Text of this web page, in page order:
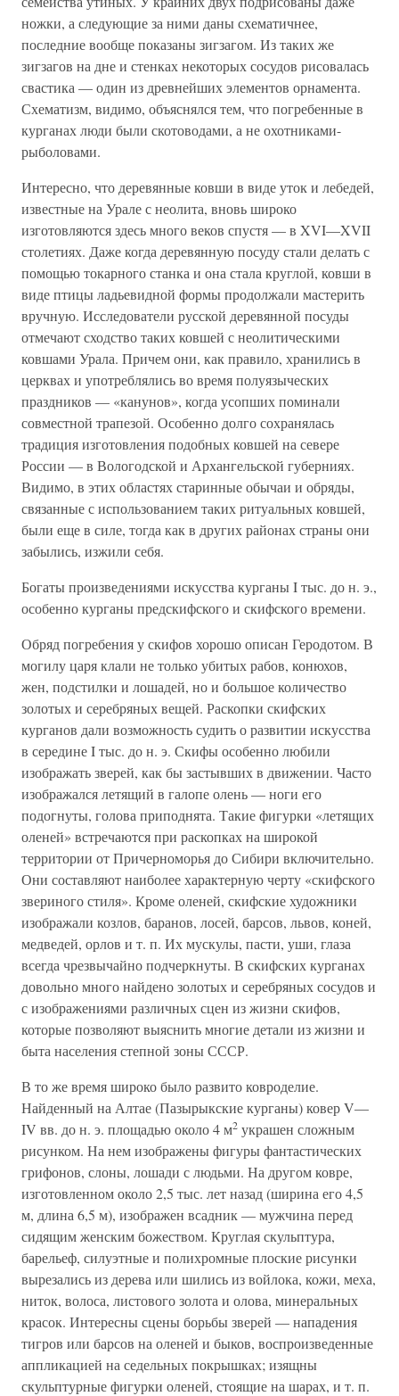
ножки, а следующие за ними даны схематичнее,
последние вообще показаны зигзагом. Из таких же
зигзагов на дне и стенках некоторых сосудов рисовалась
свастика — один из древнейших элементов орнамента.
Схематизм, видимо, объяснялся тем, что погребенные в
курганах люди были скотоводами, а не охотниками-
рыболовами.
Интересно, что деревянные ковши в виде уток и лебедей,
известные на Урале с неолита, вновь широко
изготовляются здесь много веков спустя — в XVI—XVII
столетиях. Даже когда деревянную посуду стали делать с
помощью токарного станка и она стала круглой, ковши в
виде птицы ладьевидной формы продолжали мастерить
вручную. Исследователи русской деревянной посуды
отмечают сходство таких ковшей с неолитическими
ковшами Урала. Причем они, как правило, хранились в
церквах и употреблялись во время полуязыческих
праздников — «канунов», когда усопших поминали
совместной трапезой. Особенно долго сохранялась
традиция изготовления подобных ковшей на севере
России — в Вологодской и Архангельской губерниях.
Видимо, в этих областях старинные обычаи и обряды,
связанные с использованием таких ритуальных ковшей,
были еще в силе, тогда как в других районах страны они
забылись, изжили себя.
Богаты произведениями искусства курганы I тыс. до н. э.,
особенно курганы предскифского и скифского времени.
Обряд погребения у скифов хорошо описан Геродотом. В
могилу царя клали не только убитых рабов, конюхов,
жен, подстилки и лошадей, но и большое количество
золотых и серебряных вещей. Раскопки скифских
курганов дали возможность судить о развитии искусства
в середине I тыс. до н. э. Скифы особенно любили
изображать зверей, как бы застывших в движении. Часто
изображался летящий в галопе олень — ноги его
подогнуты, голова приподнята. Такие фигурки «летящих
оленей» встречаются при раскопках на широкой
территории от Причерноморья до Сибири включительно.
Они составляют наиболее характерную черту «скифского
звериного стиля». Кроме оленей, скифские художники
изображали козлов, баранов, лосей, барсов, львов, коней,
медведей, орлов и т. п. Их мускулы, пасти, уши, глаза
всегда чрезвычайно подчеркнуты. В скифских курганах
довольно много найдено золотых и серебряных сосудов и
с изображениями различных сцен из жизни скифов,
которые позволяют выяснить многие детали из жизни и
быта населения степной зоны СССР.
В то же время широко было развито ковроделие.
Найденный на Алтае (Пазырыкские курганы) ковер V—
IV вв. до н. э. площадью около 4 м2 украшен сложным
рисунком. На нем изображены фигуры фантастических
грифонов, слоны, лошади с людьми. На другом ковре,
изготовленном около 2,5 тыс. лет назад (ширина его 4,5
м, длина 6,5 м), изображен всадник — мужчина перед
сидящим женским божеством. Круглая скульптура,
барельеф, силуэтные и полихромные плоские рисунки
вырезались из дерева или шились из войлока, кожи, меха,
ниток, волоса, листового золота и олова, минеральных
красок. Интересны сцены борьбы зверей — нападения
тигров или барсов на оленей и быков, воспроизведенные
аппликацией на седельных покрышках; изящны
скульптурные фигурки оленей, стоящие на шарах, и т. п.